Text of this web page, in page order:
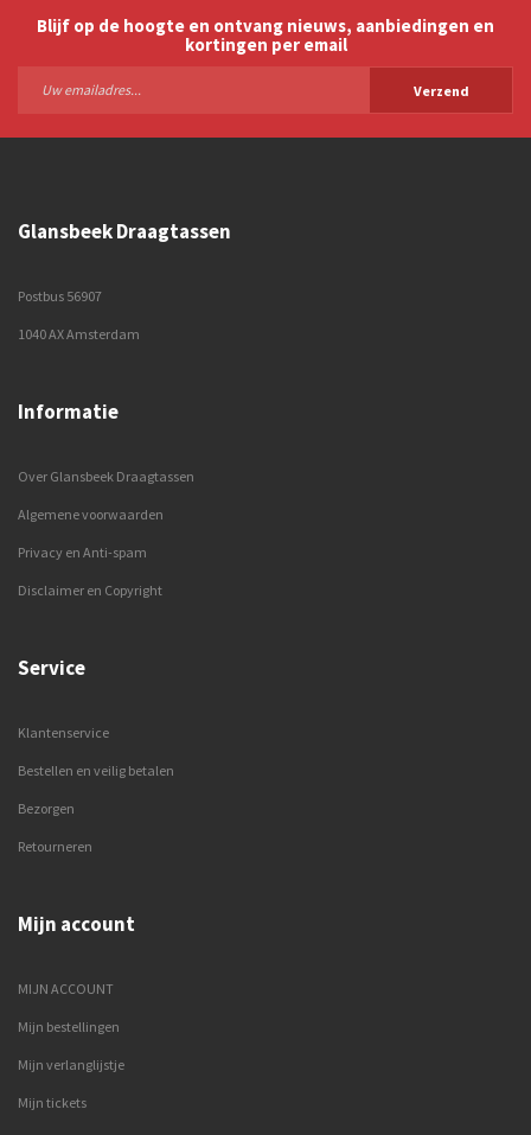
Blijf op de hoogte en ontvang nieuws, aanbiedingen en
kortingen per email
Verzend
Glansbeek Draagtassen
Postbus 56907
1040 AX Amsterdam
Informatie
Over Glansbeek Draagtassen
Algemene voorwaarden
Privacy en Anti-spam
Disclaimer en Copyright
Service
Klantenservice
Bestellen en veilig betalen
Bezorgen
Retourneren
Mijn account
MIJN ACCOUNT
Mijn bestellingen
Mijn verlanglijstje
Mijn tickets